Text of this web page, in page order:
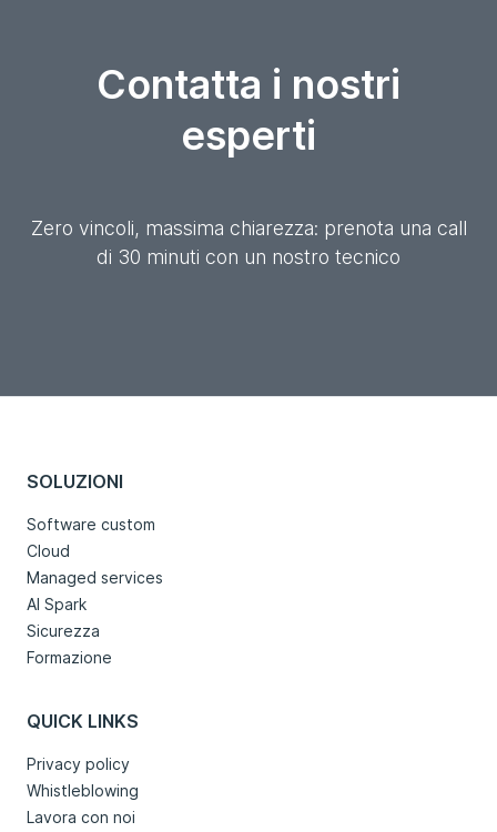
Contatta i nostri
esperti
Zero vincoli, massima chiarezza: prenota una call
di 30 minuti con un nostro tecnico
SOLUZIONI
Software custom
Cloud
Managed services
AI Spark
Sicurezza
Formazione
QUICK LINKS
Privacy policy
Whistleblowing
Lavora con noi